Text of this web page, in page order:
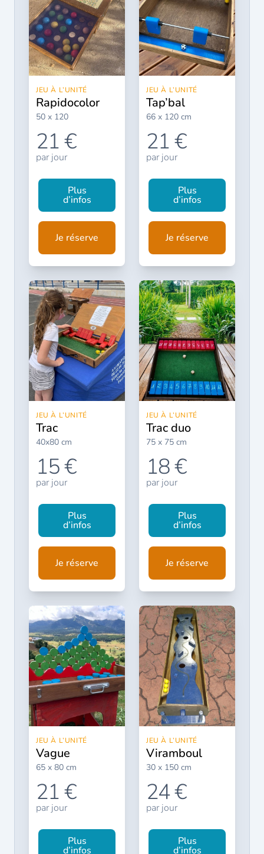
JEU À L’UNITÉ
rapidocolor
50 x 120
21 €
par jour
Plus
d’infos
Je réserve
JEU À L’UNITÉ
tap’bal
66 x 120 cm
21 €
par jour
Plus
d’infos
Je réserve
JEU À L’UNITÉ
trac
40x80 cm
15 €
par jour
Plus
d’infos
Je réserve
JEU À L’UNITÉ
trac duo
75 x 75 cm
18 €
par jour
Plus
d’infos
Je réserve
JEU À L’UNITÉ
vague
65 x 80 cm
21 €
par jour
Plus
d’infos
JEU À L’UNITÉ
viramboul
30 x 150 cm
24 €
par jour
Plus
d’infos